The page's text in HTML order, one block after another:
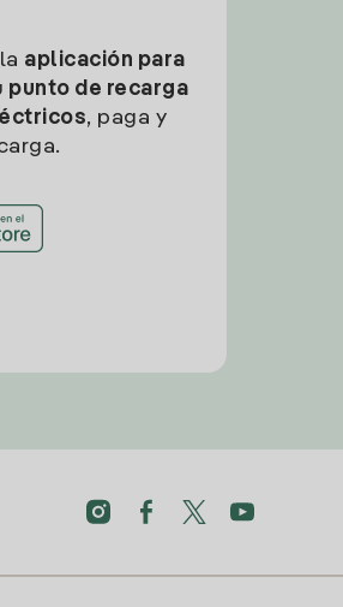
aplicación para
punto de recarga
, paga y